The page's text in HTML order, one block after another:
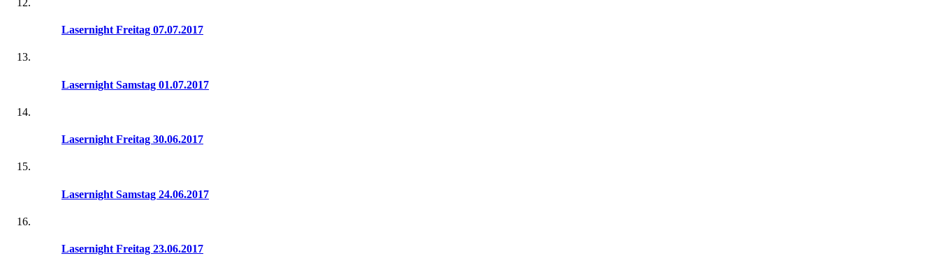
Lasernight Freitag 07.07.2017
Lasernight Samstag 01.07.2017
Lasernight Freitag 30.06.2017
Lasernight Samstag 24.06.2017
Lasernight Freitag 23.06.2017